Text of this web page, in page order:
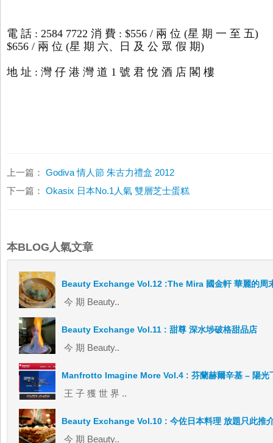
電 話 : 2584 7722 消 費 : $556 / 兩 位 (星 期 一 至 五)
$656 / 兩 位 (星 期 六、日 及 公 眾 假 期)
地 址 : 灣 仔 港 灣 道 1 號 君 悅 酒 店 閣 樓
上一篇： Godiva 情人節 朱古力禮盒 2012
下一篇： Okasix 日本No.1人氣 雙層芝士蛋糕
本BLOG人氣文章
Beauty Exchange Vol.12 :The Mira 國金軒 華麗的周
今 期 Beauty..
Beauty Exchange Vol.11 : 甜尊 深水埗破格甜品店
今 期 Beauty..
Manfrotto Imagine More Vol.4 : 芬蘭赫爾辛基 – 陽光
王 子 獲 世 界 ..
Beauty Exchange Vol.10 : 今佐日本料理 放題只此推
今 期 Beauty..